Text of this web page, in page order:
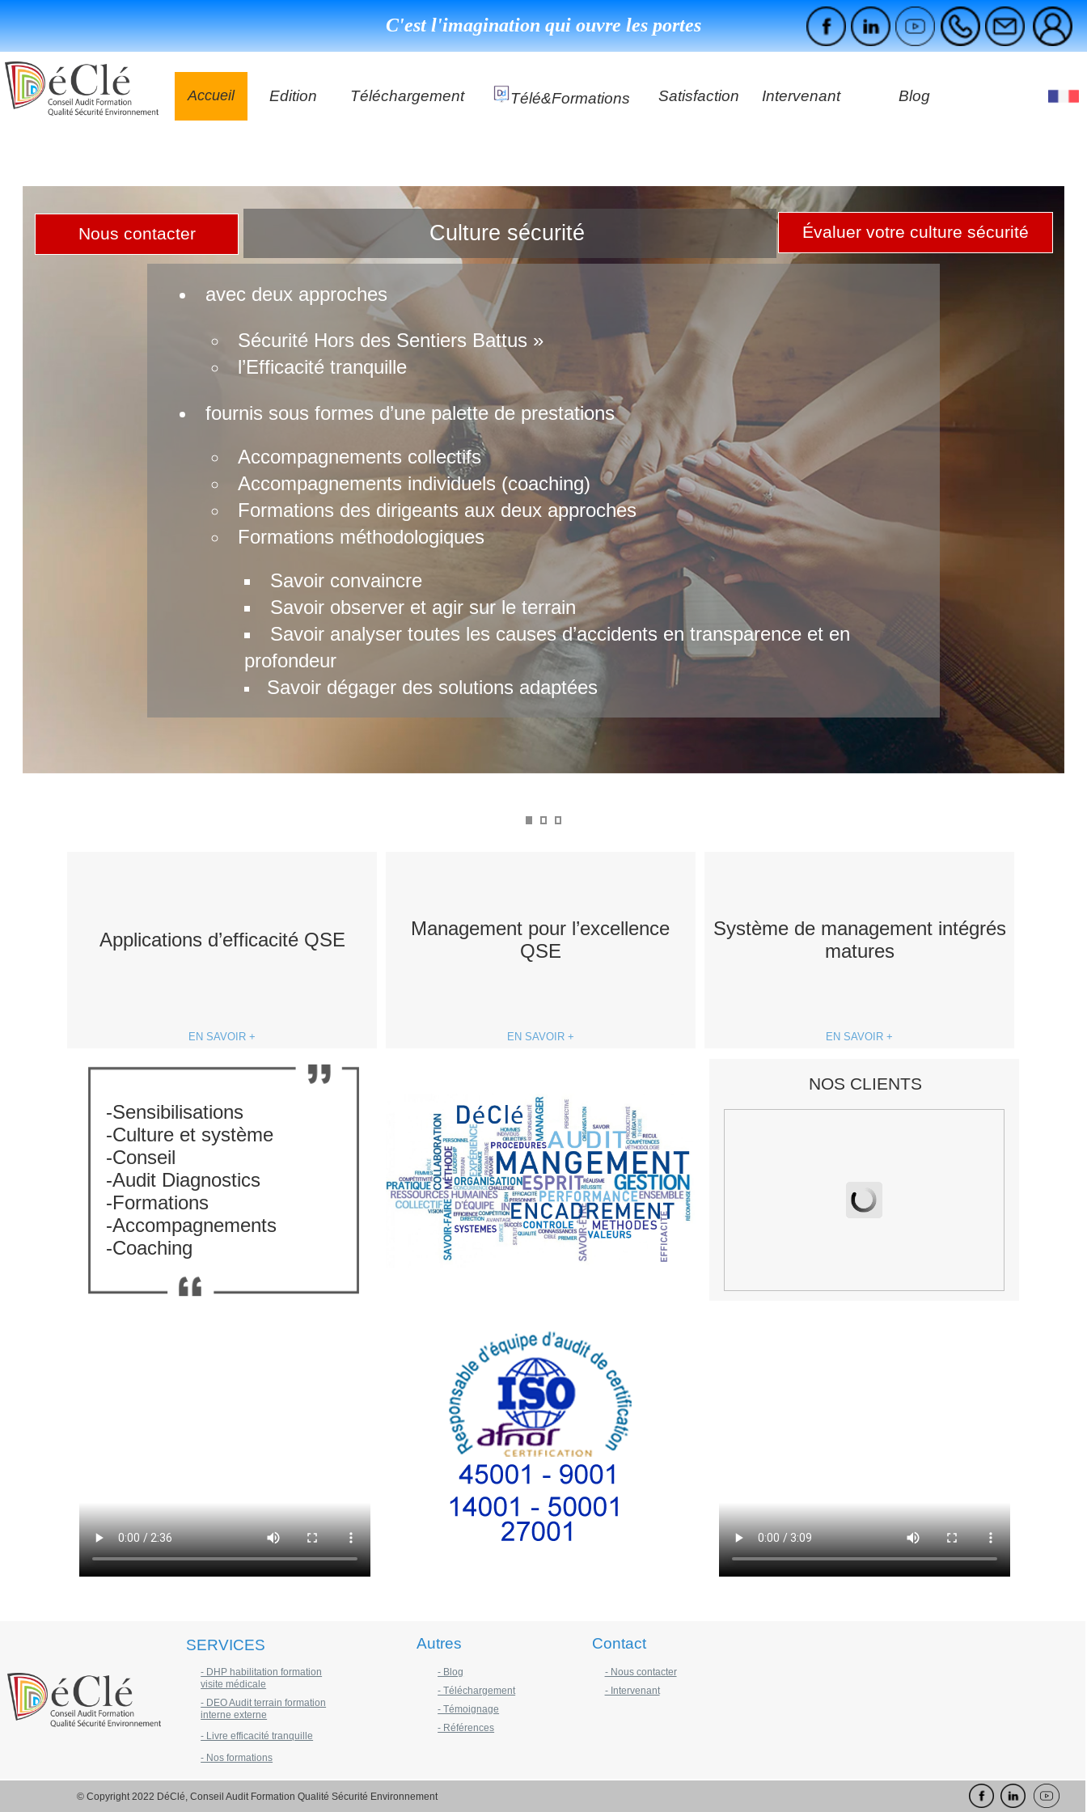
C'est l'imagination qui ouvre les portes
Accueil Edition
DéClé Excellence Opérationnel Formation
DéClé Excellence Opérationnel Audit
Téléchargement Télé&formations Satisfaction Intervenant Blog
Culture sécurité
avec deux approches
Sécurité Hors des Sentiers Battus »
l’Efficacité tranquille
fournis sous formes d’une palette de prestations
Accompagnements collectifs
Accompagnements individuels (coaching)
Formations des dirigeants aux deux approches
Formations méthodologiques
Savoir convaincre
Savoir observer et agir sur le terrain
Savoir analyser toutes les causes d’accidents en transparence et en
profondeur
Savoir dégager des solutions adaptées
Nous contacter Évaluer votre culture sécurité
Applications d’efficacité QSE
EN SAVOIR +
Management pour l’excellence
QSE
EN SAVOIR +
Système de management intégrés
matures
EN SAVOIR +
-Sensibilisations
-Culture et système
-Conseil
-Audit Diagnostics
-Formations
-Accompagnements
-Coaching
NOS CLIENTS
SERVICES
- DHP habilitation formation
visite médicale
- DEO Audit terrain formation
interne externe
- Livre efficacité tranquille
- Nos formations
Autres
- Blog
- Téléchargement
- Témoignage
- Références
Contact
- Nous contacter
- Intervenant
© Copyright 2022 DéClé, Conseil Audit Formation Qualité Sécurité Environnement